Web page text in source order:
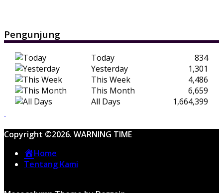
Pengunjung
Today
834
Yesterday
1,301
This Week
4,486
This Month
6,659
All Days
1,664,399
Copyright ©2026. WARNING TIME
Home
Tentang Kami